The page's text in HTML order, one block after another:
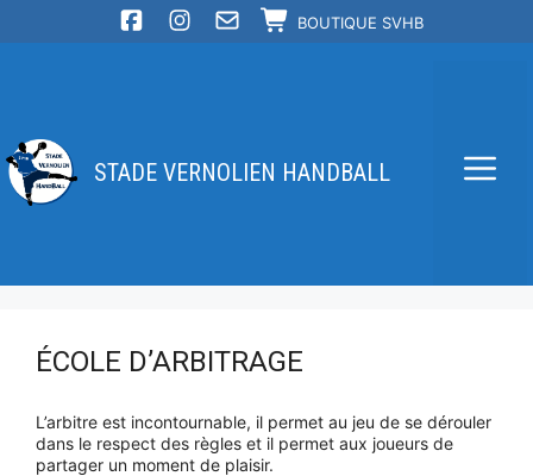
BOUTIQUE SVHB
STADE VERNOLIEN HANDBALL
ÉCOLE D’ARBITRAGE
L’arbitre est incontournable, il permet au jeu de se dérouler
dans le respect des règles et il permet aux joueurs de
partager un moment de plaisir.